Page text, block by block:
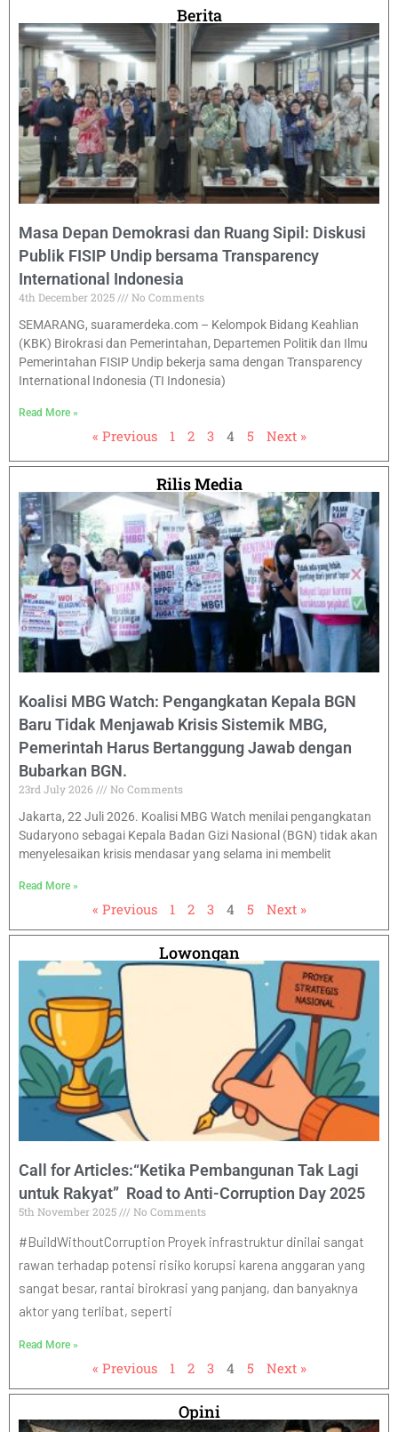
Berita
Masa Depan Demokrasi dan Ruang Sipil: Diskusi
Publik FISIP Undip bersama Transparency
International Indonesia
4th December 2025
No Comments
SEMARANG, suaramerdeka.com – Kelompok Bidang Keahlian
(KBK) Birokrasi dan Pemerintahan, Departemen Politik dan Ilmu
Pemerintahan FISIP Undip bekerja sama dengan Transparency
International Indonesia (TI Indonesia)
Read More »
« Previous 1 2 3 4 5 Next »
Rilis Media
Koalisi MBG Watch: Pengangkatan Kepala BGN
Baru Tidak Menjawab Krisis Sistemik MBG,
Pemerintah Harus Bertanggung Jawab dengan
Bubarkan BGN.
23rd July 2026
No Comments
Jakarta, 22 Juli 2026. Koalisi MBG Watch menilai pengangkatan
Sudaryono sebagai Kepala Badan Gizi Nasional (BGN) tidak akan
menyelesaikan krisis mendasar yang selama ini membelit
Read More »
« Previous 1 2 3 4 5 Next »
Lowongan
Call for Articles:“Ketika Pembangunan Tak Lagi
untuk Rakyat” Road to Anti-Corruption Day 2025
5th November 2025 No Comments
#BuildWithoutCorruption Proyek infrastruktur dinilai sangat
rawan terhadap potensi risiko korupsi karena anggaran yang
sangat besar, rantai birokrasi yang panjang, dan banyaknya
aktor yang terlibat, seperti
Read More »
« Previous 1 2 3 4 5 Next »
Opini